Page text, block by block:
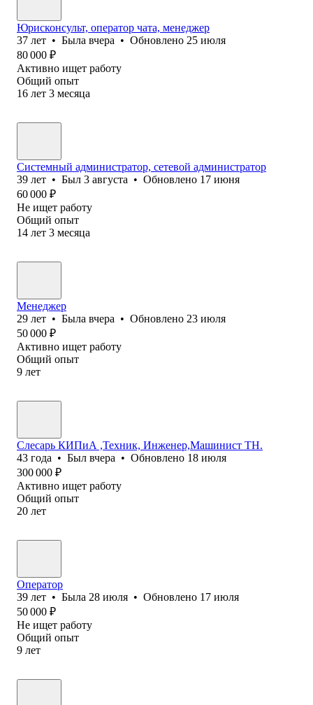
Юрисконсульт, оператор чата, менеджер
37 лет • Была вчера • Обновлено 25 июля
80 000 ₽
Активно ищет работу
Общий опыт
16 лет 3 месяца
Системный администратор, сетевой администратор
39 лет • Был 3 августа • Обновлено 17 июня
60 000 ₽
Не ищет работу
Общий опыт
14 лет 3 месяца
Менеджер
29 лет • Была вчера • Обновлено 23 июля
50 000 ₽
Активно ищет работу
Общий опыт
9 лет
Слесарь КИПиА ,Техник, Инженер,Машинист ТН.
43 года • Был вчера • Обновлено 18 июля
300 000 ₽
Активно ищет работу
Общий опыт
20 лет
Оператор
39 лет • Была 28 июля • Обновлено 17 июля
50 000 ₽
Не ищет работу
Общий опыт
9 лет